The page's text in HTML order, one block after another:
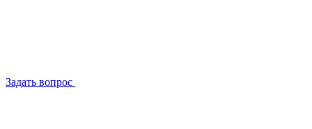
Задать вопрос